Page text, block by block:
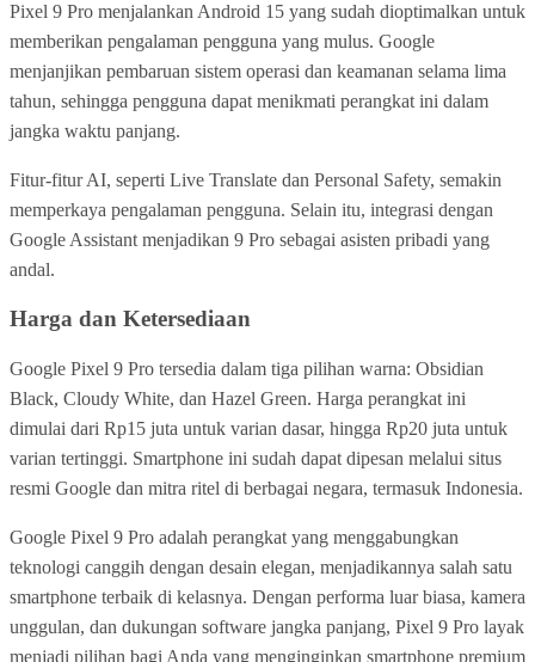
Pixel 9 Pro menjalankan Android 15 yang sudah dioptimalkan untuk
memberikan pengalaman pengguna yang mulus. Google
menjanjikan pembaruan sistem operasi dan keamanan selama lima
tahun, sehingga pengguna dapat menikmati perangkat ini dalam
jangka waktu panjang.
Fitur-fitur AI, seperti Live Translate dan Personal Safety, semakin
memperkaya pengalaman pengguna. Selain itu, integrasi dengan
Google Assistant menjadikan 9 Pro sebagai asisten pribadi yang
andal.
Harga dan Ketersediaan
Google Pixel 9 Pro tersedia dalam tiga pilihan warna: Obsidian
Black, Cloudy White, dan Hazel Green. Harga perangkat ini
dimulai dari Rp15 juta untuk varian dasar, hingga Rp20 juta untuk
varian tertinggi. Smartphone ini sudah dapat dipesan melalui situs
resmi Google dan mitra ritel di berbagai negara, termasuk Indonesia.
Google Pixel 9 Pro adalah perangkat yang menggabungkan
teknologi canggih dengan desain elegan, menjadikannya salah satu
smartphone terbaik di kelasnya. Dengan performa luar biasa, kamera
unggulan, dan dukungan software jangka panjang, Pixel 9 Pro layak
menjadi pilihan bagi Anda yang menginginkan smartphone premium